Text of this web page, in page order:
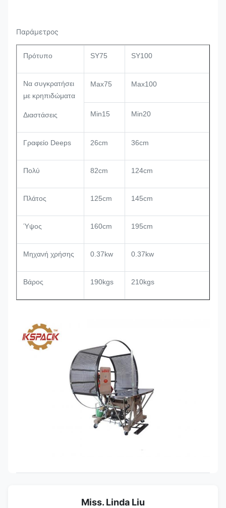
Παράμετρος
Πρότυπο SY75 SY100
Να συγκρατήσει
με κρηπιδώματα
Διαστάσεις
Max75 Max100
Min15 Min20
Γραφείο Deeps 26cm 36cm
Πολύ 82cm 124cm
Πλάτος 125cm 145cm
Ύψος 160cm 195cm
Μηχανή χρήσης 0.37kw 0.37kw
Βάρος 190kgs 210kgs
Miss. Linda Liu